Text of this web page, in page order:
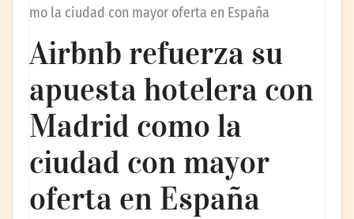
mo la ciudad con mayor oferta en España
Airbnb refuerza su
apuesta hotelera con
Madrid como la
ciudad con mayor
oferta en España